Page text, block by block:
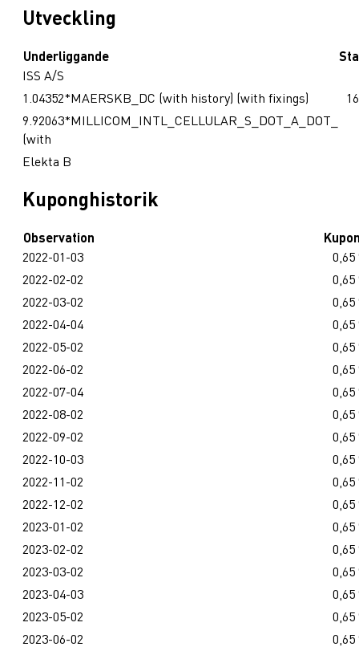
Utveckling
Underliggande
ISS A/S
1.04352*MAERSKB_DC (with history) (with fixings)
9.92063*MILLICOM_INTL_CELLULAR_S_DOT_A_DOT_
(with
Elekta B
Kuponghistorik
Observation
2022-01-03
0,65
2022-02-02
0,65
2022-03-02
0,65
2022-04-04
0,65
2022-05-02
0,65
2022-06-02
0,65
2022-07-04
0,65
2022-08-02
0,65
2022-09-02
0,65
2022-10-03
0,65
2022-11-02
0,65
2022-12-02
0,65
2023-01-02
0,65
2023-02-02
0,65
2023-03-02
0,65
2023-04-03
0,65
2023-05-02
0,65
2023-06-02
0,65